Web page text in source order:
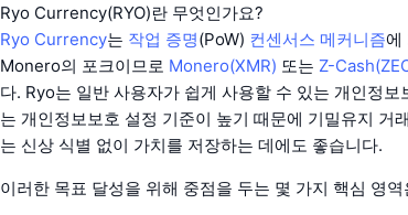
Ryo Currency(RYO)란 무엇인가요?
Ryo Currency는 작업 증명(PoW) 컨센서스 메커니즘에
Monero의 포크이므로 Monero(XMR) 또는 Z-
다. Ryo는 일반 사용자가 쉽게 사용할 수 있는 개인정
는 개인정보보호 설정 기준이 높기 때문에 기밀유지 거
는 신상 식별 없이 가치를 저장하는 데에도 좋습니다.
이러한 목표 달성을 위해 중점을 두는 몇 가지 핵심 영